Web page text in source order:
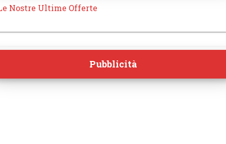
Nostre Ultime Offerte
Pubblicità